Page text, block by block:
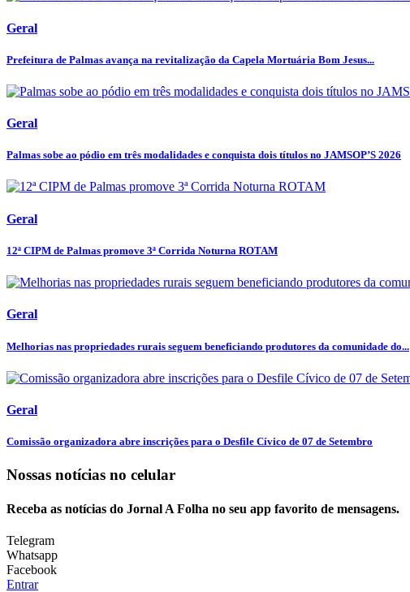
Geral
Prefeitura de Palmas avança na revitalização da Capela Mortuária Bom Jesus...
Geral
Palmas sobe ao pódio em três modalidades e conquista dois títulos no JAMSOP’S 2026
Geral
12ª CIPM de Palmas promove 3ª Corrida Noturna ROTAM
Geral
Melhorias nas propriedades rurais seguem beneficiando produtores da comunidade do...
Geral
Comissão organizadora abre inscrições para o Desfile Cívico de 07 de Setembro
Nossas notícias no celular
Receba as notícias do Jornal A Folha no seu app favorito de mensagens.
Telegram
Whatsapp
Facebook
Entrar